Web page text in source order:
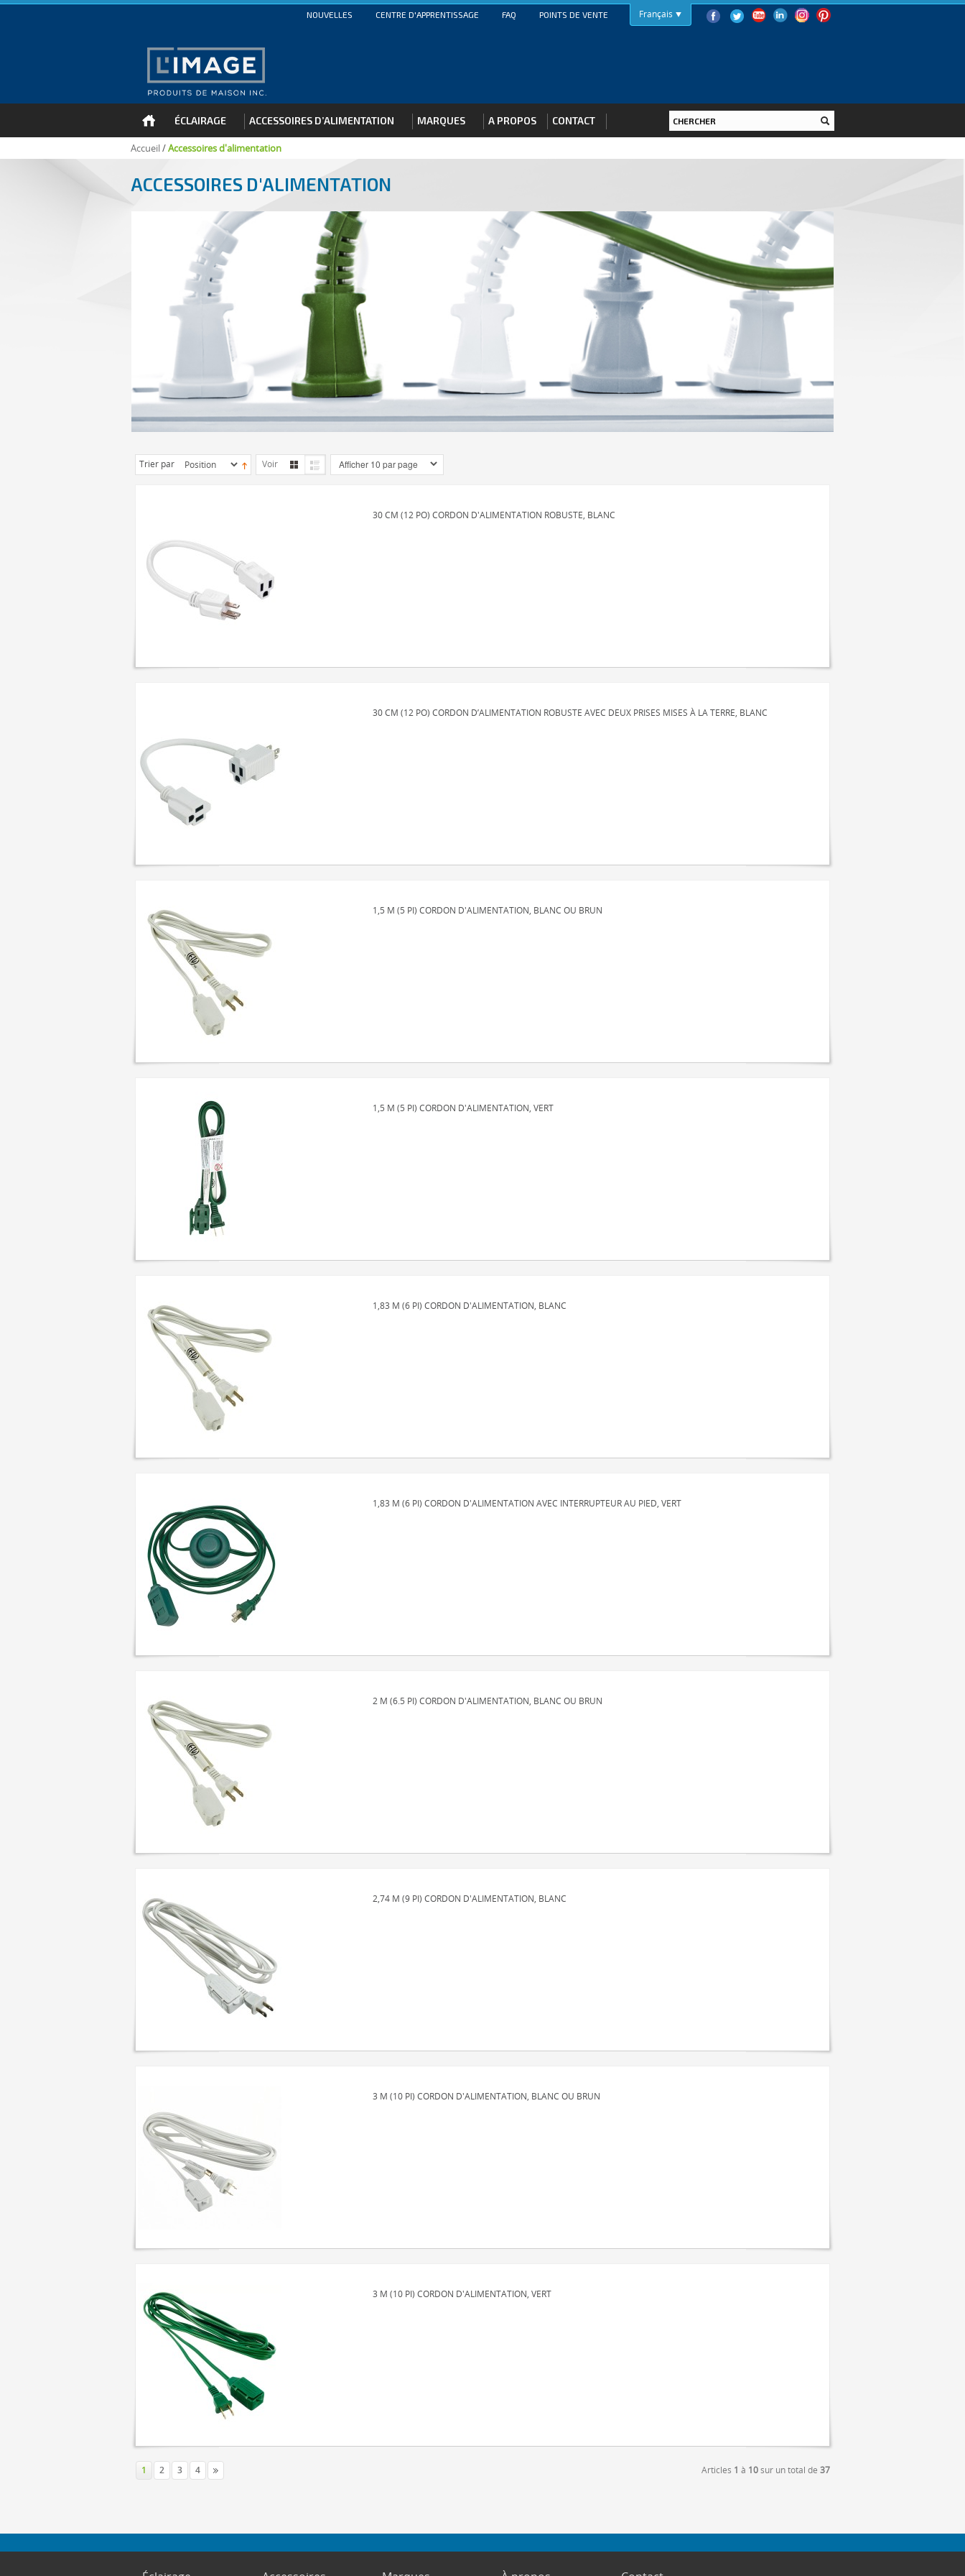
Français
NOUVELLES CENTRE D'APPRENTISSAGE FAQ POINTS DE VENTE
ÉCLAIRAGE ACCESSOIRES D’ALIMENTATION MARQUES A PROPOS CONTACT
Accueil/Accessoires d'alimentation
ACCESSOIRES D'ALIMENTATION
Trier par Voir
30 CM (12 PO) CORDON D'ALIMENTATION ROBUSTE, BLANC
30 CM (12 PO) CORDON D’ALIMENTATION ROBUSTE AVEC DEUX PRISES MISES À LA TERRE, BLANC
1,5 M (5 PI) CORDON D'ALIMENTATION, BLANC OU BRUN
1,5 M (5 PI) CORDON D'ALIMENTATION, VERT
1,83 M (6 PI) CORDON D'ALIMENTATION, BLANC
1,83 M (6 PI) CORDON D'ALIMENTATION AVEC INTERRUPTEUR AU PIED, VERT
2 M (6.5 PI) CORDON D'ALIMENTATION, BLANC OU BRUN
2,74 M (9 PI) CORDON D'ALIMENTATION, BLANC
3 M (10 PI) CORDON D'ALIMENTATION, BLANC OU BRUN
3 M (10 PI) CORDON D'ALIMENTATION, VERT
Articles 1 à 10sur un total de 37
1 2 3 4